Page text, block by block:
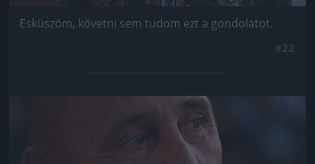
Esküszöm, követni sem tudom ezt a gondolatot.
Jön még kép!